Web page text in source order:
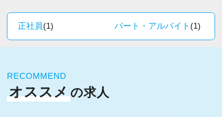
・税務経験を活かして成長したい方
・キャリアアップ志向のある方
・資産税など専門性を高めたい方
・将来的にマネジメントに関わりたい方
新しいチャレンジが沢山ありますので、飽きる
個人事務所ならではの自由な雰囲気で、気負い
なく業務に向かっています。
正社員(1) パート・アルバイト (1)
RECOMMEND
オススメ の求人